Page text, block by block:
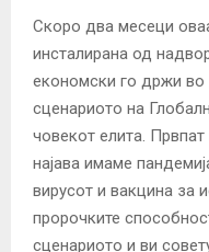
Скоро два месеци
инсталирана од
економски го држи во
сценариото на
човекот елита.
најава имаме
вирусот и вакцина за
пророчките
сценариото и ви